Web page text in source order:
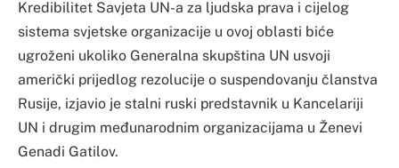
Kredibilitet Savjeta UN-a za ljudska prava i cijelog
sistema svjetske organizacije u ovoj oblasti biće
ugroženi ukoliko Generalna skupština UN usvoji
američki prijedlog rezolucije o suspendovanju članstva
Rusije, izjavio je stalni ruski predstavnik u Kancelariji
UN i drugim međunarodnim organizacijama u Ženevi
Genadi Gatilov.